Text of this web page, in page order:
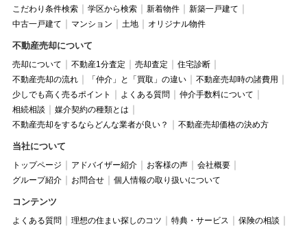
こだわり条件検索 学区から検索 新着物件
新築一戸建て
中古一戸建て
マンション 土地 オリジナル物件
不動産売却について
売却について 不動産1分査定 売却査定
住宅診断
不動産売却の流れ
「仲介」と「買取」の違い
不動産売却時の諸費用
少しでも高く売るポイント
よくある質問
仲介手数料について
相続相談
媒介契約の種類とは
不動産売却をするならどんな業者が良い？
不動産売却価格の決め方
当社について
トップページ アドバイザー紹介 お客様の声
会社概要
グループ紹介
お問合せ 個人情報の取り扱いについて
コンテンツ
よくある質問 理想の住まい探しのコツ 特典・サービス
保険の相談